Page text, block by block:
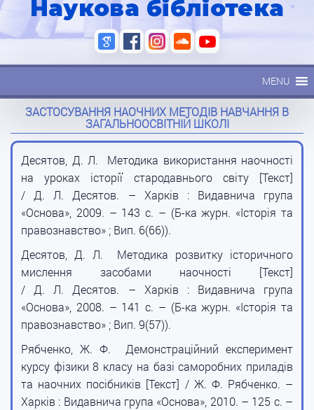
Наукова бібліотека
MENU
ЗАСТОСУВАННЯ НАОЧНИХ МЕТОДІВ НАВЧАННЯ В
ЗАГАЛЬНООСВІТНІЙ ШКОЛІ
Десятов, Д. Л. Методика використання наочності
на уроках історії стародавнього світу [Текст]
/ Д. Л. Десятов. – Харків : Видавнича група
«Основа», 2009. – 143 с. – (Б-ка журн. «Історія та
правознавство» ; Вип. 6(66)).
Десятов, Д. Л. Методика розвитку історичного
мислення засобами наочності [Текст]
/ Д. Л. Десятов. – Харків : Видавнича група
«Основа», 2008. – 141 с. – (Б-ка журн. «Історія та
правознавство» ; Вип. 9(57)).
Рябченко, Ж. Ф. Демонстраційний експеримент
курсу фізики 8 класу на базі саморобних приладів
та наочних посібників [Текст] / Ж. Ф. Рябченко. –
Харків : Видавнича група «Основа», 2010. – 125 с. –